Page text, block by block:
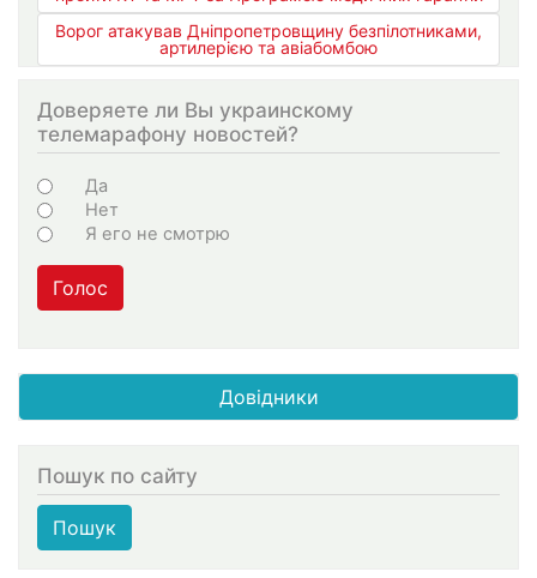
Ворог атакував Дніпропетровщину безпілотниками,
артилерією та авіабомбою
Доверяете ли Вы украинскому
телемарафону новостей?
Choices
Да
Нет
Я его не смотрю
Голос
Довідники
Пошук по сайту
Пошук